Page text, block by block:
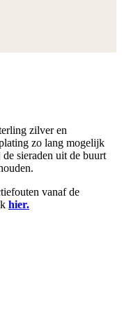
zilver en
zo lang mogelijk
sieraden uit de buurt
vanaf de
hier.